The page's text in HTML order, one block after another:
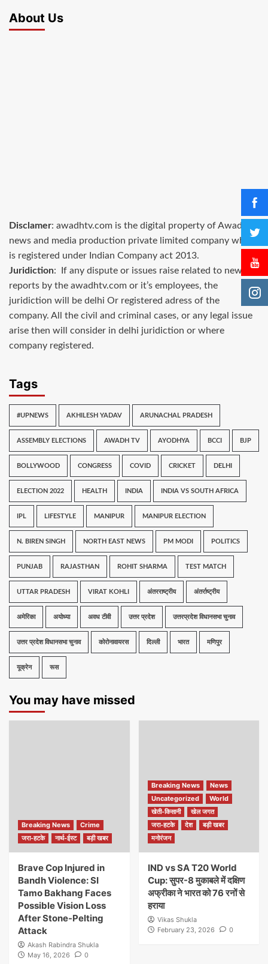
About Us
Disclamer: awadhtv.com is the digital property of AwadhTV
news and media production private limited company which
is registered under Indian Company act 2013.
Juridiction: If any dispute or issues raise related to news
reports by the awadhtv.com or it’s employees, the
juridiction will be delhi Or registered adress of the
company. All the civil and criminal cases, or any legal issue
arise then will consider in delhi juridiction or where
company registered.
Tags
#UPNEWS AKHILESH YADAV ARUNACHAL PRADESH
ASSEMBLY ELECTIONS AWADH TV AYODHYA BCCI BJP
BOLLYWOOD CONGRESS COVID CRICKET DELHI
ELECTION 2022 HEALTH INDIA INDIA VS SOUTH AFRICA
IPL LIFESTYLE MANIPUR MANIPUR ELECTION
N. BIREN SINGH NORTH EAST NEWS PM MODI POLITICS
PUNJAB RAJASTHAN ROHIT SHARMA TEST MATCH
UTTAR PRADESH VIRAT KOHLI अंतरराष्ट्रीय अंतर्राष्ट्रीय
अमेरिका अयोध्या अवध टीवी उत्तर प्रदेश उत्तरप्रदेश विधानसभा चुनाव
उत्तर प्रदेश विधानसभा चुनाव कोरोनावायरस दिल्ली भारत मणिपुर
यूक्रेन रूस
You may have missed
Breaking News
Crime
जरा-हटके
नार्थ-ईस्ट बड़ी खबर
Brave Cop Injured in
Bandh Violence: SI
Tamo Bakhang Faces
Possible Vision Loss
After Stone-Pelting
Attack
Akash Rabindra Shukla
May 16, 2026
0
Breaking News
News
Uncategorized
World
खेती-किसानी
खेल जगत
जरा-हटके
देश
बड़ी खबर
मनोरंजन
IND vs SA T20 World
Cup: सुपर-8 मुकाबले में दक्षिण
अफ्रीका ने भारत को 76 रनों से
हराया
Vikas Shukla
February 23, 2026
0